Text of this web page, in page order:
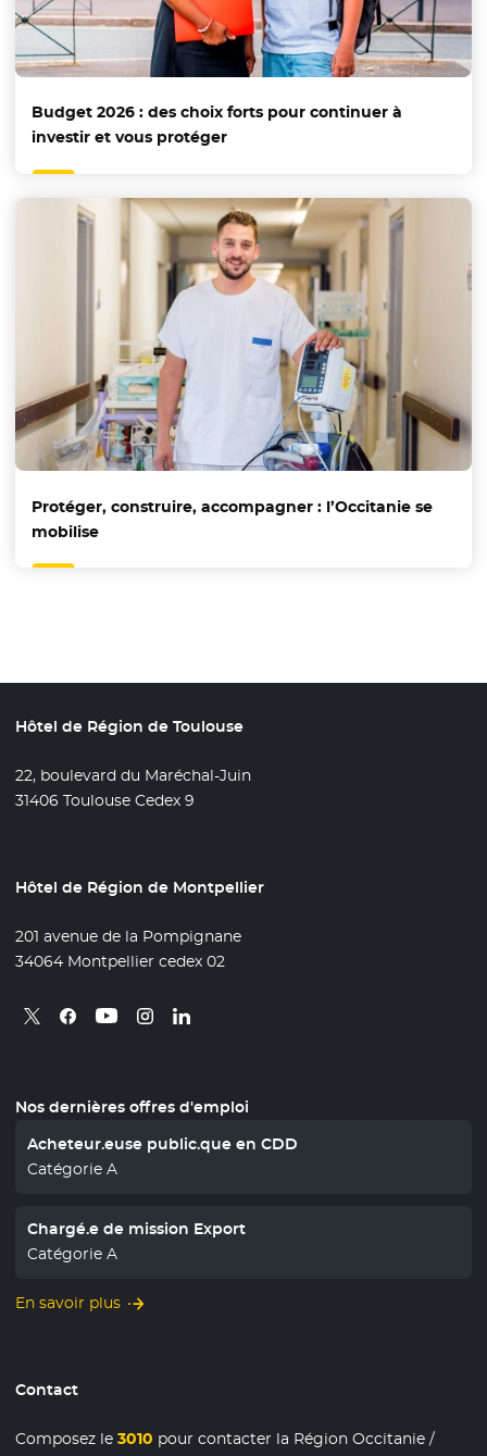
Budget 2026 : des choix forts pour continuer à
investir et vous protéger
Protéger, construire, accompagner : l’Occitanie se
mobilise
Hôtel de Région de Toulouse
22, boulevard du Maréchal-Juin
31406 Toulouse Cedex 9
Hôtel de Région de Montpellier
201 avenue de la Pompignane
34064 Montpellier cedex 02
Retrouvez nous sur X
- Nouvelle fenêtre
Retrouvez nous sur Facebook
- Nouvelle fenêtre
Retrouvez nous sur Youtube
- Nouvelle fenêtre
Retrouvez nous sur Instagram
- Nouvelle fenêtre
Retrouvez nous sur Linkedin
- Nouvelle fenêtre
Nos dernières offres d'emploi
Acheteur.euse public.que en CDD
Catégorie A
Chargé.e de mission Export
Catégorie A
En savoir plus
Contact
Composez le3010 pour contacter la Région Occitanie /